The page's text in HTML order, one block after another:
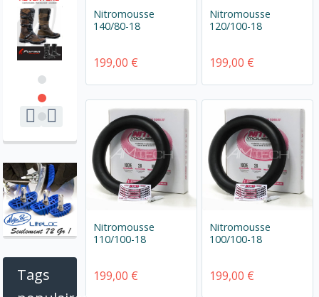
Nitromousse
140/80-18
199,00 €
Nitromousse
120/100-18
199,00 €
Nitromousse
110/100-18
199,00 €
Nitromousse
100/100-18
199,00 €
Tags